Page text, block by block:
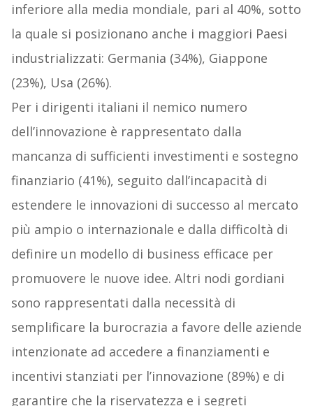
inferiore alla media mondiale, pari al 40%, sotto
la quale si posizionano anche i maggiori Paesi
industrializzati: Germania (34%), Giappone
(23%), Usa (26%).
Per i dirigenti italiani il nemico numero
dell’innovazione è rappresentato dalla
mancanza di sufficienti investimenti e sostegno
finanziario (41%), seguito dall’incapacità di
estendere le innovazioni di successo al mercato
più ampio o internazionale e dalla difficoltà di
definire un modello di business efficace per
promuovere le nuove idee. Altri nodi gordiani
sono rappresentati dalla necessità di
semplificare la burocrazia a favore delle aziende
intenzionate ad accedere a finanziamenti e
incentivi stanziati per l’innovazione (89%) e di
garantire che la riservatezza e i segreti